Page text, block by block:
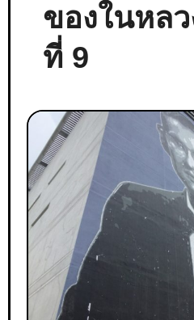
ของในหล
ที่ 9